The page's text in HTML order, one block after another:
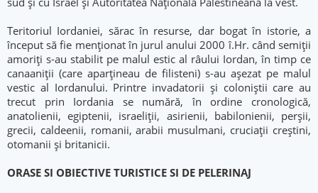
Teritoriul Iordaniei, sărac în resurse, dar bogat în istorie, a
început să fie menționat în jurul anului 2000 î.Hr. când semiții
amoriți s-au stabilit pe malul estic al râului Iordan, în timp ce
canaaniții (care aparțineau de filisteni) s-au așezat pe malul
vestic al Iordanului. Printre invadatorii și coloniștii care au
trecut prin Iordania se numără, în ordine cronologică,
anatolienii, egiptenii, israeliții, asirienii, babilonienii, perșii,
grecii, caldeenii, romanii, arabii musulmani, cruciații creștini,
otomanii și britanicii.
ORASE SI OBIECTIVE TURISTICE SI DE PELERINAJ